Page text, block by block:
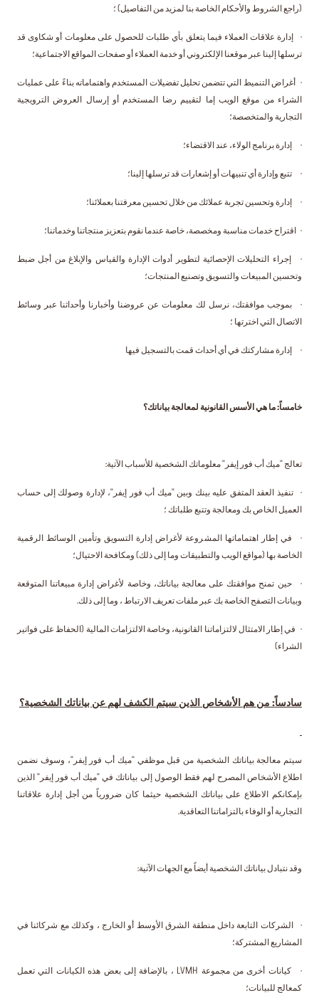
(راجع الشروط والأحكام الخاصة بنا لمزيد من التفاصيل) ؛
· إدارة علاقات العملاء فيما يتعلق بأي طلبات للحصول على معلومات أو شكاوى قد
ترسلها إلينا عبر موقعنا الإلكتروني أو خدمة العملاء أو صفحات المواقع الاجتماعية؛
· أغراض التنميط التي تتضمن تحليل تفضيلات المستخدم واهتماماته بناءً على عمليات
الشراء من موقع الويب إما لتقييم رضا المستخدم أو إرسال العروض الترويجية
التجارية والمتخصصة؛
· إدارة برنامج الولاء، عند الاقتضاء؛
· تتبع وإدارة أي تنبيهات أو إشعارات قد ترسلها إلينا؛
· إدارة وتحسين تجربة عملائك من خلال تحسين معرفتنا بعملائنا؛
· اقتراح خدمات مناسبة ومخصصة، خاصة عندما نقوم بتعزيز منتجاتنا وخدماتنا؛
· إجراء التحليلات الإحصائية لتطوير أدوات الإدارة والقياس والإبلاغ من أجل ضبط
وتحسين المبيعات والتسويق وتصنيع المنتجات؛
· بموجب موافقتك، نرسل لك معلومات عن عروضنا وأخبارنا وأحداثنا عبر وسائط
الاتصال التي اخترتها ؛
· إدارة مشاركتك في أي أحداث قمت بالتسجيل فيها
خامساً: ما هي الأسس القانونية لمعالجة بياناتك؟
تعالج "ميك أب فور إيفر" معلوماتك الشخصية للأسباب الآتية:
· تنفيذ العقد المتفق عليه بينك وبين "ميك أب فور إيفر"، لإدارة وصولك إلى حساب
العميل الخاص بك ومعالجة وتتبع طلباتك ؛
· في إطار اهتماماتها المشروعة لأغراض إدارة التسويق وتأمين الوسائط الرقمية
الخاصة بها (مواقع الويب والتطبيقات وما إلى ذلك) ومكافحة الاحتيال؛
· حين تمنح موافقتك على معالجة بياناتك، وخاصة لأغراض إدارة مبيعاتنا المتوقعة
وبيانات التصفح الخاصة بك عبر ملفات تعريف الارتباط ، وما إلى ذلك.
· في إطار الامتثال لالتزاماتنا القانونية، وخاصة الالتزامات المالية (الحفاظ على فواتير
الشراء)
سادساً: من هم الأشخاص الذين سيتم الكشف لهم عن بياناتك الشخصية؟
سيتم معالجة بياناتك الشخصية من قبل موظفي "ميك أب فور إيفر"، وسوف نضمن
اطلاع الأشخاص المصرح لهم فقط الوصول إلى بياناتك في "ميك أب فور إيفر" الذين
بإمكانكم الاطلاع على بياناتك الشخصية حيثما كان ضرورياً من أجل إدارة علاقاتنا
التجارية أو الوفاء بالتزاماتنا التعاقدية.
وقد نتبادل بياناتك الشخصية أيضاً مع الجهات الآتية:
· الشركات التابعة داخل منطقة الشرق الأوسط أو الخارج ، وكذلك مع شركائنا في
المشاريع المشتركة؛
· كيانات أخرى من مجموعة LVMH ، بالإضافة إلى بعض هذه الكيانات التي تعمل
كمعالج للبيانات؛